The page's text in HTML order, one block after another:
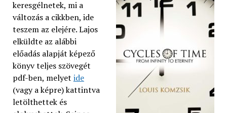
keresgélnetek, mi a
változás a cikkben, ide
teszem az elejére. Lajos
elküldte az alábbi
előadás alapját képező
könyv teljes szövegét
pdf-ben, melyet ide
(vagy a képre) kattintva
letölthettek és